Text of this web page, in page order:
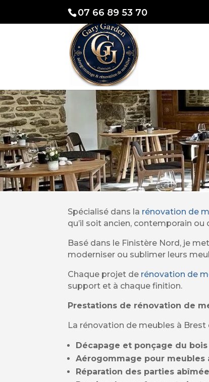
07 66 89 53 70
Spécialisé dans la rénovation de
qu’il soit ancien, contemporain ou
Basé dans le Finistère Nord, je
moderniser ou sublimer leurs
Chaque projet de rénovation de
support et à chaque finition.
Prestations de rénovation de
La rénovation de meubles à
Décapage et ponçage du bois
Aérogommage pour meubles
Réparation des parties